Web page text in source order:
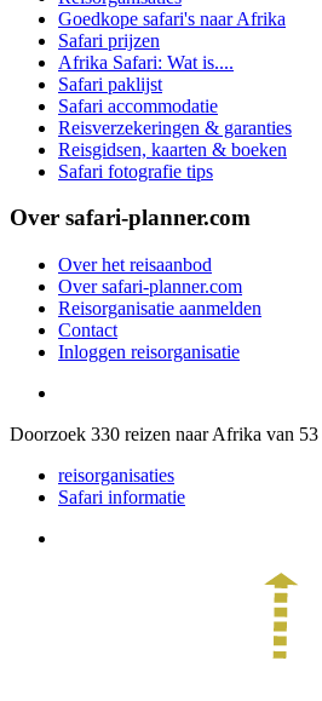
Goedkope safari's naar Afrika
Safari prijzen
Afrika Safari: Wat is....
Safari paklijst
Safari accommodatie
Reisverzekeringen & garanties
Reisgidsen, kaarten & boeken
Safari fotografie tips
Over safari-planner.com
Over het reisaanbod
Over safari-planner.com
Reisorganisatie aanmelden
Contact
Inloggen reisorganisatie
Doorzoek 330 reizen naar Afrika van 53
reisorganisaties
Safari informatie